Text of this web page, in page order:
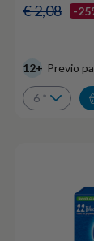
€ 2,08 -
12+ Previo